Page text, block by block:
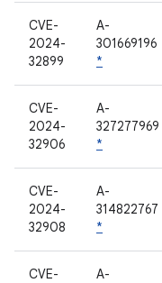
CVE-
2024-
32899
A-
301669196
*
CVE-
2024-
32906
A-
327277969
*
CVE-
2024-
32908
A-
314822767
*
CVE-
A-